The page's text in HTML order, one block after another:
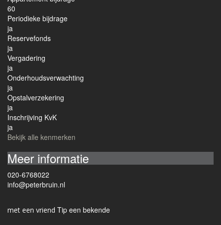
60
Periodieke bijdrage
ja
Reservefonds
ja
Vergadering
ja
Onderhoudsverwachting
ja
Opstalverzekering
ja
Inschrijving KvK
ja
Bekijk alle kenmerken
Meer informatie
020-6768022
info@peterbruin.nl
Tip een bekende